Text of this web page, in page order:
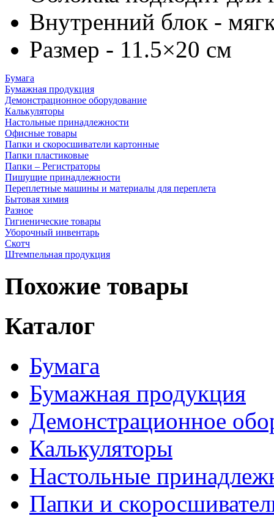
Внутренний блок -
Размер - 11.5×20 см
Бумага
Бумажная продукция
Демонстрационное оборудование
Калькуляторы
Настольные принадлежности
Офисные товары
Папки и скоросшиватели картонные
Папки пластиковые
Папки – Регистраторы
Пишущие принадлежности
Переплетные машины и материалы для переплета
Бытовая химия
Разное
Гигиенические товары
Уборочный инвентарь
Скотч
Штемпельная продукция
Похожие товары
Каталог
Бумага
Бумажная продукция
Демонстрационное
Калькуляторы
Настольные
Папки и